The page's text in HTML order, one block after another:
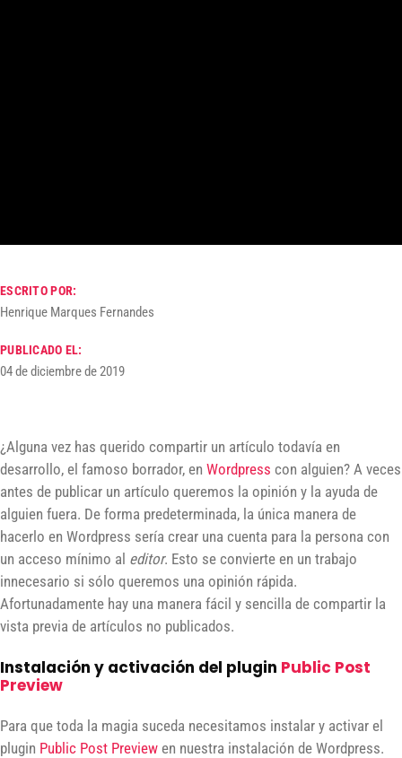
ESCRITO POR:
Henrique Marques Fernandes
PUBLICADO EL:
04 de diciembre de 2019
¿Alguna vez has querido compartir un artículo todavía en
desarrollo, el famoso borrador, en Wordpress con alguien? A veces
antes de publicar un artículo queremos la opinión y la ayuda de
alguien fuera. De forma predeterminada, la única manera de
hacerlo en Wordpress sería crear una cuenta para la persona con
un acceso mínimo al editor. Esto se convierte en un trabajo
innecesario si sólo queremos una opinión rápida.
Afortunadamente hay una manera fácil y sencilla de compartir la
vista previa de artículos no publicados.
Instalación y activación del plugin Public Post
Preview
Para que toda la magia suceda necesitamos instalar y activar el
plugin Public Post Preview en nuestra instalación de Wordpress.